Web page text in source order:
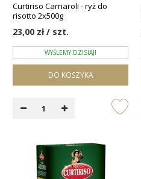
Curtiriso Carnaroli - ryż do
risotto 2x500g
23,00 zł / szt.
WYŚLEMY DZISIAJ!
DO KOSZYKA